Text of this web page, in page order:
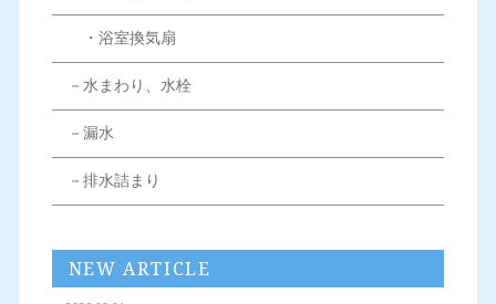
・浴室換気扇
－水まわり、水栓
－漏水
－排水詰まり
NEW ARTICLE